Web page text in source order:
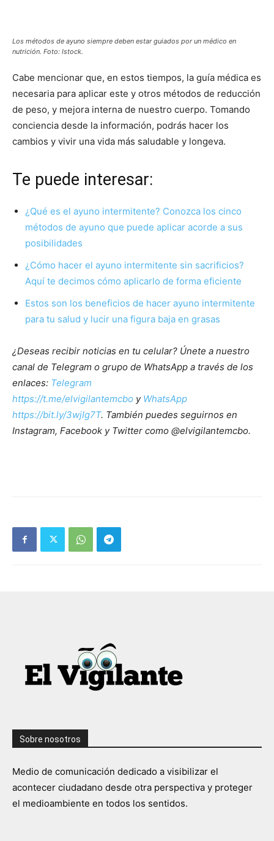
Los métodos de ayuno siempre deben estar guiados por un médico en
nutrición. Foto: Istock.
Cabe mencionar que, en estos tiempos, la guía médica es
necesaria para aplicar este y otros métodos de reducción
de peso, y mejora interna de nuestro cuerpo. Tomando
conciencia desde la información, podrás hacer los
cambios y vivir una vida más saludable y longeva.
Te puede interesar:
¿Qué es el ayuno intermitente? Conozca los cinco
métodos de ayuno que puede aplicar acorde a sus
posibilidades
¿Cómo hacer el ayuno intermitente sin sacrificios?
Aquí te decimos cómo aplicarlo de forma eficiente
Estos son los beneficios de hacer ayuno intermitente
para tu salud y lucir una figura baja en grasas
¿Deseas recibir noticias en tu celular? Únete a nuestro
canal de Telegram o grupo de WhatsApp a través de los
enlaces: Telegram
https://t.me/elvigilantemcbo y WhatsApp
https://bit.ly/3wjIg7T. También puedes seguirnos en
Instagram, Facebook y Twitter como @elvigilantemcbo.
Sobre nosotros
Medio de comunicación dedicado a visibilizar el
acontecer ciudadano desde otra perspectiva y proteger
el medioambiente en todos los sentidos.